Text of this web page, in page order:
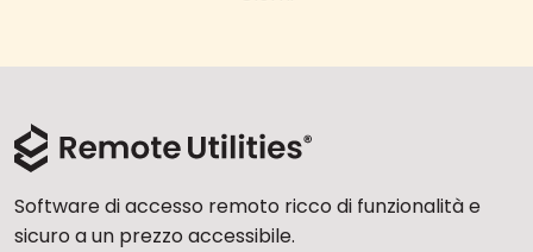
Software di accesso remoto ricco di funzionalità e
sicuro a un prezzo accessibile.